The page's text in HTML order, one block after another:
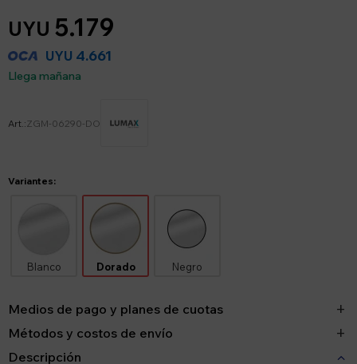
UYU 5.179
UYU 4.661
Llega mañana
ZGM-06290-DO
Variantes:
Blanco Dorado Negro
Medios de pago y planes de cuotas
Métodos y costos de envío
Descripción